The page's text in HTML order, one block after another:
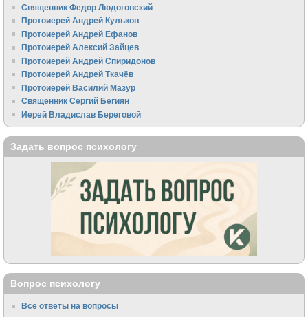
Священник Федор Людоговский
Протоиерей Андрей Кульков
Протоиерей Андрей Ефанов
Протоиерей Алексий Зайцев
Протоиерей Андрей Спиридонов
Протоиерей Андрей Ткачёв
Протоиерей Василий Мазур
Священник Сергий Бегиян
Иерей Владислав Береговой
Задать вопрос психологу
Вопрос психологу
Все ответы на вопросы